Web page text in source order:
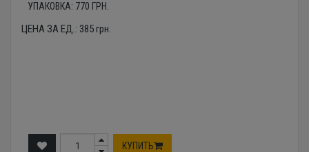
УПАКОВКА: 770 ГРН.
ЦЕНА ЗА ЕД.: 385грн.
КУПИТЬ